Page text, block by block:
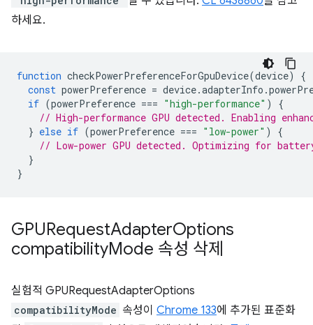
하세요.
function checkPowerPreferenceForGpuDevice(device)
{
const powerPreference = device.adapterInfo .
if (powerPreference === "high-performance" )
{
// High-performance GPU detected. Enabling
} else if (powerPreference === "low-power" )
{
// Low-power GPU detected. Optimizing for
}
}
GPURequestAdapterOptions
compatibilityMode 속성 삭제
실험적 GPURequestAdapterOptions
compatibilityMode 속성이 Chrome 133에 추가된 표준화